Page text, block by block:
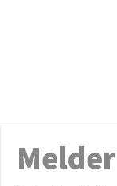
Melder